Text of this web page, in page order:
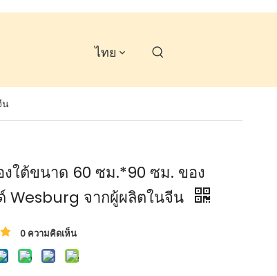
ไทย
น
งใต้ขนาด 60 ซม.*90 ซม. ของ
Wesburg จากผู้ผลิตในจีน
0 ความคิดเห็น